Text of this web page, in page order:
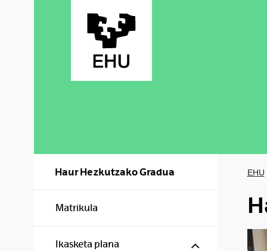
Haur Hezkutzako Gradua
Matrikula
Ikasketa plana Show/hide
EHU